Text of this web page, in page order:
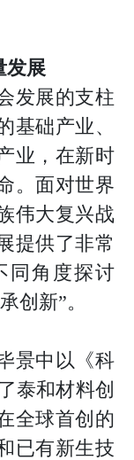
发展
发展的支柱
基础产业、
业，在新时
。面对世界
伟大复兴战
提供了非常
同角度探讨
创新”。
景中以《科
泰和材料创
全球首创的
已有新生技